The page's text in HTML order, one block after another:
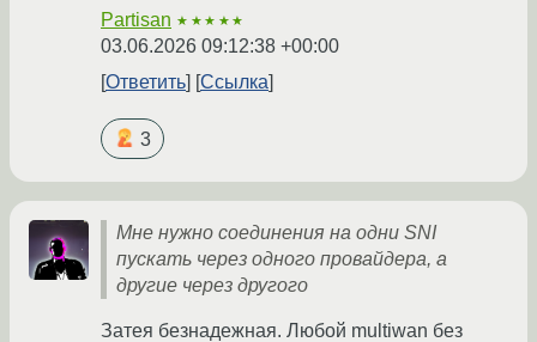
Partisan ★★★★★
03.06.2026 09:12:38 +00:00
Ответить
Ссылка
3
Мне нужно соединения на одни SNI
пускать через одного провайдера, а
другие через другого
Затея безнадежная. Любой multiwan без